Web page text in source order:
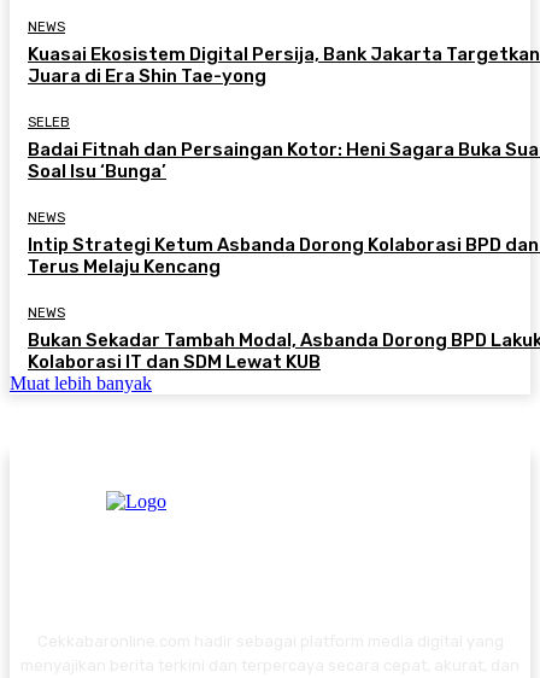
NEWS
Kuasai Ekosistem Digital Persija, Bank Jakarta Targetkan
Juara di Era Shin Tae-yong
SELEB
Badai Fitnah dan Persaingan Kotor: Heni Sagara Buka
Soal Isu ‘Bunga’
NEWS
Intip Strategi Ketum Asbanda Dorong Kolaborasi BPD dan
Terus Melaju Kencang
NEWS
Bukan Sekadar Tambah Modal, Asbanda Dorong BPD
Kolaborasi IT dan SDM Lewat KUB
Muat lebih banyak